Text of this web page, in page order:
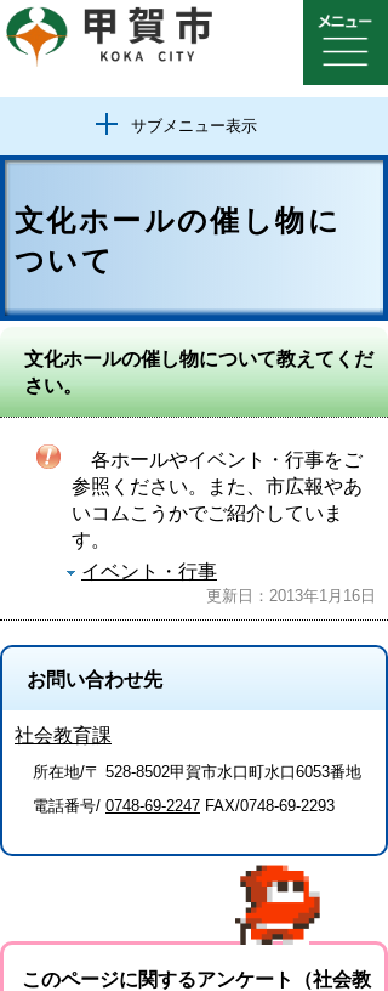
サブメニュー表示
文化ホールの催し物に
ついて
文化ホールの催し物について教えてくだ
さい。
各ホールやイベント・行事をご
参照ください。また、市広報やあ
いコムこうかでご紹介していま
す。
イベント・行事
更新日：2013年1月16日
お問い合わせ先
社会教育課
所在地/〒 528-8502甲賀市水口町水口6053番地
電話番号/ 0748-69-2247 FAX/0748-69-2293
このページに関するアンケート（社会教